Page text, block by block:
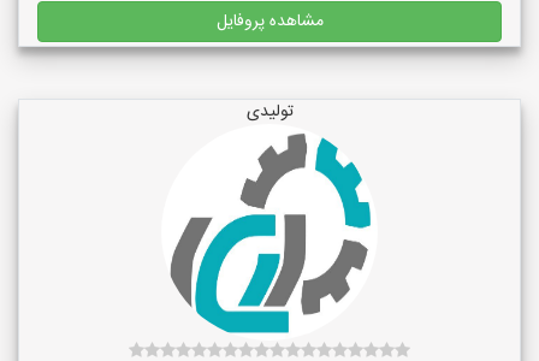
مشاهده پروفایل
تولیدی